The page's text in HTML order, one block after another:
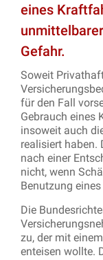
eines
Gefahr.
Soweit
für den Fall
Gebrauch eines
insoweit auch
realisiert haben.
nach einer
nicht, wenn
Benutzung
Die
zu, der mit
enteisen wollte.